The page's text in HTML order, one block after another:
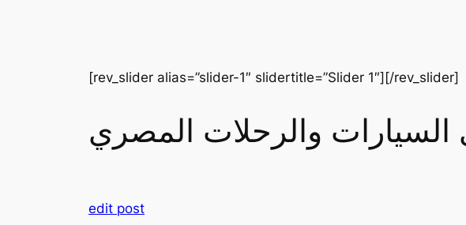
[rev_slider alias=”slider-1″ slidertitle=”Slider 1″][/rev_slider]
السيارات والرحلات المصري
edit post